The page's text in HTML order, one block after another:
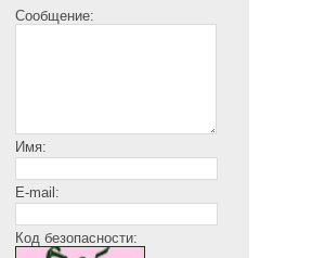
Сообщение:
Имя:
E-mail:
Код безопасности: